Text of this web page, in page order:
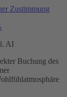
Zustimmung
AI
Buchung des